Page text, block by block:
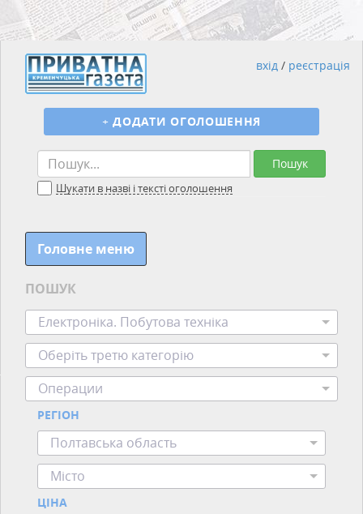
Пошук
Шукати в назві і тексті оголошення
+ ДОДАТИ ОГОЛОШЕННЯ
вхід / реєстрація
Головне меню
ПОШУК
Електроніка. Побутова техніка
Оберіть третю категорію
Операции
РЕГІОН
Полтавська область
Місто
ЦІНА